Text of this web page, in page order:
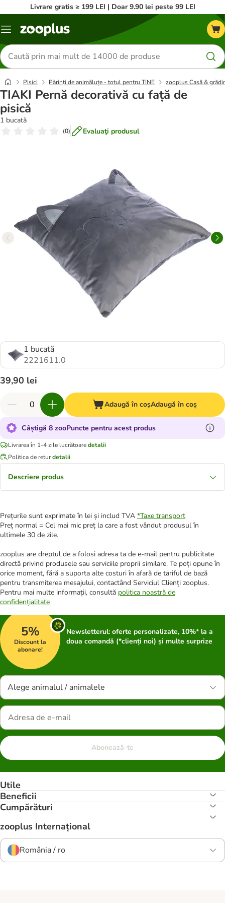
Livrare gratis ≥ 199 LEI | Doar 9.90 lei peste 99 LEI
Categorii
Căutare
produse
Pisici Părinți de animăluțe - totul pentru TINE zooplus Casă &
TIAKI Pernă decorativă cu față de
pisică
1 bucată
(0) Evaluaţi produsul
1 bucată
2221611.0
39,90 lei
Adaugă în coșAdaugă în coș
Câștigă 8 zooPuncte pentru acest produs
Livrarea în 1-4 zile lucrătoaredetalii
Politica de returdetalii
Descriere produs
Prețurile sunt exprimate în lei și includ TVA *Taxe transport
Preț normal = Cel mai mic preț la care a fost vândut produsul în
ultimele 30 de zile.
zooplus are dreptul de a folosi adresa ta de e-mail pentru publicitate
directă privind produsele sau serviciile proprii similare. Te poți opune în
orice moment, fără a suporta alte costuri în afară de tariful de bază
pentru transmiterea mesajului, contactând Serviciul Clienți zooplus.
Pentru mai multe informații, consultă politica noastră de
confidențialitate
5%
Discount la
abonare!
Newsletterul: oferte personalizate, 10%* la a
doua comandă (*clienți noi) și multe surprize
Alege animalul / animalele
Abonează-te
Utile
Beneficii
Cumpărături
zooplus Internațional
România / ro